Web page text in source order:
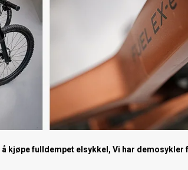
kjøpe fulldempet elsykkel, Vi har